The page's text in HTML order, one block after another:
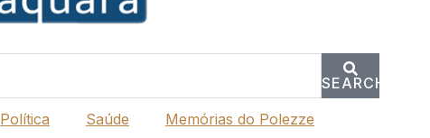
SEARCH
Política Saúde Memórias do Polezze